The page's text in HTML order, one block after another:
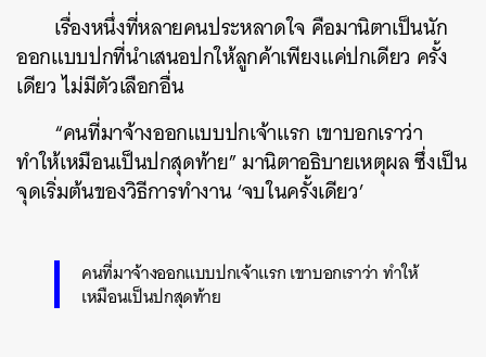
เรื่องหนึ่งที่หลายคนประหลาดใจ คือมานิตาเป็นนัก
ออกแบบปกที่นำเสนอปกให้ลูกค้าเพียงแค่ปกเดียว ครั้ง
เดียว ไม่มีตัวเลือกอื่น
“คนที่มาจ้างออกแบบปกเจ้าแรก เขาบอกเราว่า
ทำให้เหมือนเป็นปกสุดท้าย” มานิตาอธิบายเหตุผล ซึ่งเป็น
จุดเริ่มต้นของวิธีการทำงาน ‘จบในครั้งเดียว’
คนที่มาจ้างออกแบบปกเจ้าแรก เขาบอกเราว่า ทำให้
เหมือนเป็นปกสุดท้าย